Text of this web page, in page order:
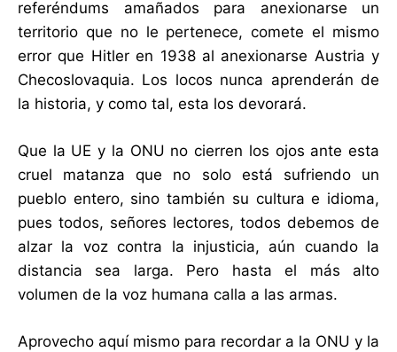
referéndums amañados para anexionarse un
territorio que no le pertenece, comete el mismo
error que Hitler en 1938 al anexionarse Austria y
Checoslovaquia. Los locos nunca aprenderán de
la historia, y como tal, esta los devorará.
Que la UE y la ONU no cierren los ojos ante esta
cruel matanza que no solo está sufriendo un
pueblo entero, sino también su cultura e idioma,
pues todos, señores lectores, todos debemos de
alzar la voz contra la injusticia, aún cuando la
distancia sea larga. Pero hasta el más alto
volumen de la voz humana calla a las armas.
Aprovecho aquí mismo para recordar a la ONU y la